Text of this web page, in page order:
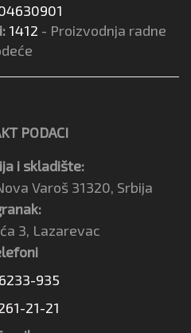
1412 - Proizvodnja radne
PODACI
i skladište:
Varoš 31320, Srbija
3, Lazarevac
935
21-21